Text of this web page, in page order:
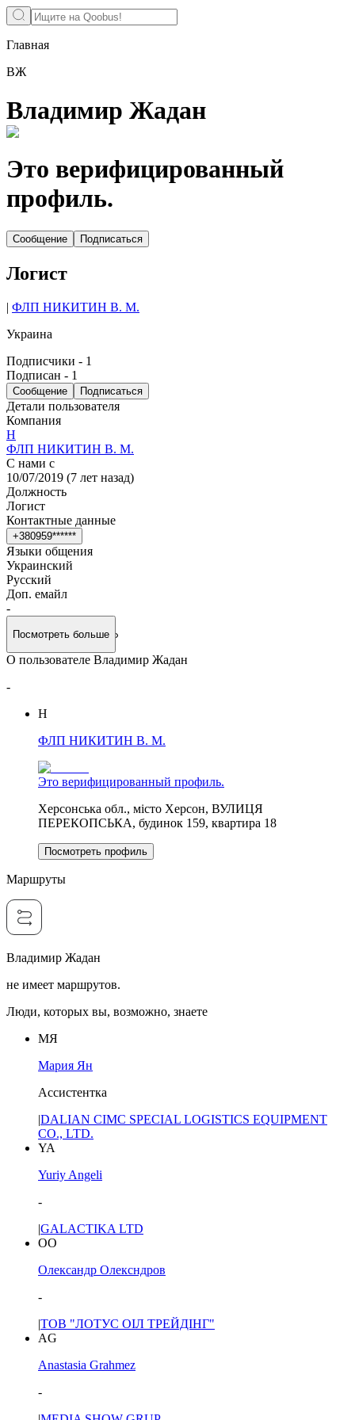
Главная
ВЖ
Владимир Жадан
Это верифицированный
профиль.
Сообщение Подписаться
Логист
| ФЛП НИКИТИН В. М.
Украина
Подписчики - 1
Подписан - 1
Сообщение Подписаться
Детали пользователя
Компания
Н
ФЛП НИКИТИН В. М.
С нами с
10/07/2019 (7 лет назад)
Должность
Логист
Контактные данные
+380959******
Языки общения
Украинский
Русский
Доп. емайл
-
Посмотреть больше
О пользователе Владимир Жадан
-
Н
ФЛП НИКИТИН В. М.
Это верифицированный профиль.
Херсонська обл., місто Херсон, ВУЛИЦЯ
ПЕРЕКОПСЬКА, будинок 159, квартира 18
Посмотреть профиль
Маршруты
Владимир Жадан
не имеет маршрутов.
Люди, которых вы, возможно, знаете
МЯ
Мария Ян
Ассистентка
|DALIAN CIMC SPECIAL LOGISTICS EQUIPMENT
CO., LTD.
YA
Yuriy Angeli
-
|GALACTIKA LTD
ОО
Олександр Олексндров
-
|ТОВ "ЛОТУС ОІЛ ТРЕЙДІНГ"
AG
Anastasia Grahmez
-